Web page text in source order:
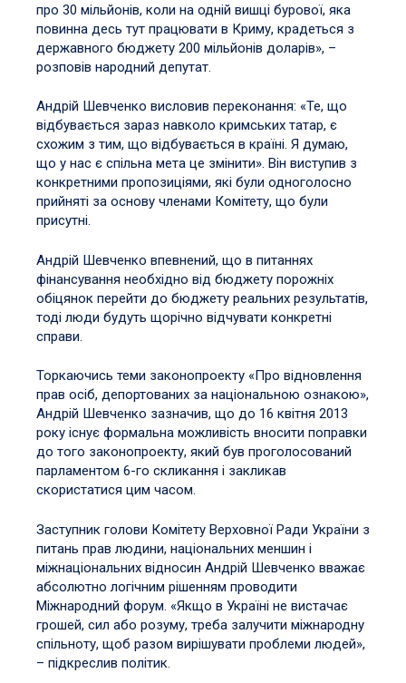
про 30 мільйонів, коли на одній вишці бурової, яка
повинна десь тут працювати в Криму, крадеться з
державного бюджету 200 мільйонів доларів», –
розповів народний депутат.
Андрій Шевченко висловив переконання: «Те, що
відбувається зараз навколо кримських татар, є
схожим з тим, що відбувається в країні. Я думаю,
що у нас є спільна мета це змінити». Він виступив з
конкретними пропозиціями, які були одноголосно
прийняті за основу членами Комітету, що були
присутні.
Андрій Шевченко впевнений, що в питаннях
фінансування необхідно від бюджету порожніх
обіцянок перейти до бюджету реальних результатів,
тоді люди будуть щорічно відчувати конкретні
справи.
Торкаючись теми законопроекту «Про відновлення
прав осіб, депортованих за національною ознакою»,
Андрій Шевченко зазначив, що до 16 квітня 2013
року існує формальна можливість вносити поправки
до того законопроекту, який був проголосований
парламентом 6-го скликання і закликав
скористатися цим часом.
Заступник голови Комітету Верховної Ради України з
питань прав людини, національних меншин і
міжнаціональних відносин Андрій Шевченко вважає
абсолютно логічним рішенням проводити
Міжнародний форум. «Якщо в Україні не вистачає
грошей, сил або розуму, треба залучити міжнародну
спільноту, щоб разом вирішувати проблеми людей»,
– підкреслив політик.